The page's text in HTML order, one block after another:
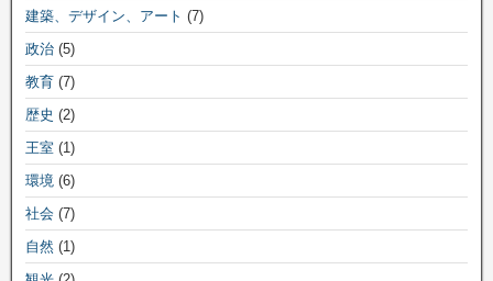
建築、デザイン、アート (7)
政治 (5)
教育 (7)
歴史 (2)
王室 (1)
環境 (6)
社会 (7)
自然 (1)